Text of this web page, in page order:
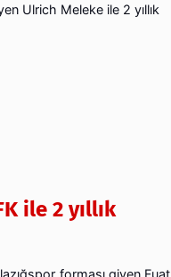
Ulrich Meleke ile 2 yıllık
ile 2 yıllık